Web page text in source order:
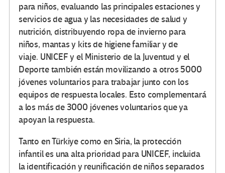
para niños, evaluando las principales estaciones y
servicios de agua y las necesidades de salud y
nutrición, distribuyendo ropa de invierno para
niños, mantas y kits de higiene familiar y de
viaje. UNICEF y el Ministerio de la Juventud y el
Deporte también están movilizando a otros 5000
jóvenes voluntarios para trabajar junto con los
equipos de respuesta locales. Esto complementará
a los más de 3000 jóvenes voluntarios que ya
apoyan la respuesta.
Tanto en Türkiye como en Siria, la protección
infantil es una alta prioridad para UNICEF, incluida
la identificación y reunificación de niños separados